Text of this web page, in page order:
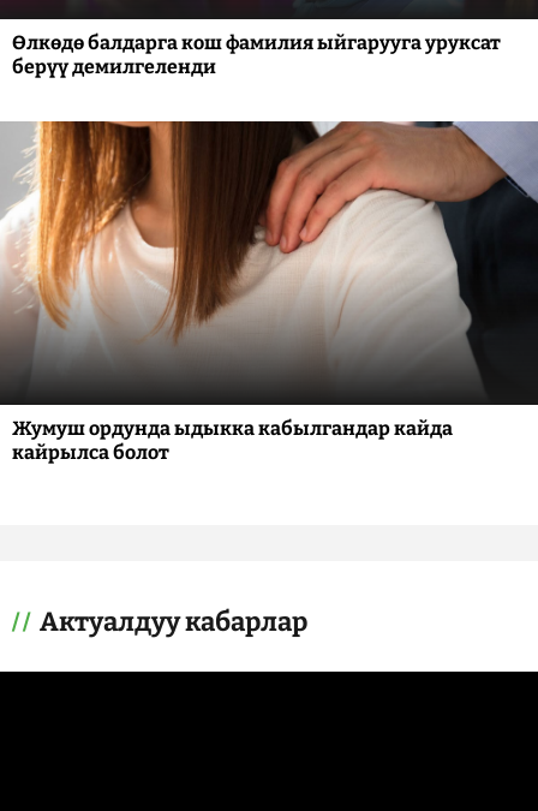
Өлкөдө балдарга кош фамилия ыйгарууга уруксат
берүү демилгеленди
Жумуш ордунда ыдыкка кабылгандар кайда
кайрылса болот
Актуалдуу кабарлар